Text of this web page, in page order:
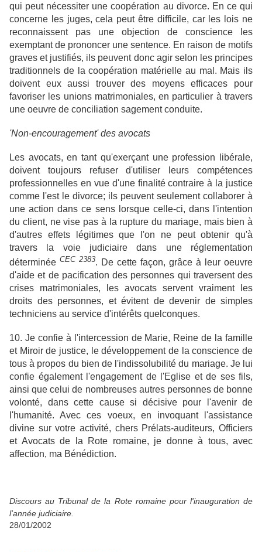
qui peut nécessiter une coopération au divorce. En ce qui
concerne les juges, cela peut être difficile, car les lois ne
reconnaissent pas une objection de conscience les
exemptant de prononcer une sentence. En raison de motifs
graves et justifiés, ils peuvent donc agir selon les principes
traditionnels de la coopération matérielle au mal. Mais ils
doivent eux aussi trouver des moyens efficaces pour
favoriser les unions matrimoniales, en particulier à travers
une oeuvre de conciliation sagement conduite.
'Non-encouragement' des avocats
Les avocats, en tant qu'exerçant une profession libérale,
doivent toujours refuser d'utiliser leurs compétences
professionnelles en vue d'une finalité contraire à la justice
comme l'est le divorce; ils peuvent seulement collaborer à
une action dans ce sens lorsque celle-ci, dans l'intention
du client, ne vise pas à la rupture du mariage, mais bien à
d'autres effets légitimes que l'on ne peut obtenir qu'à
travers la voie judiciaire dans une réglementation
déterminée CEC 2383. De cette façon, grâce à leur oeuvre
d'aide et de pacification des personnes qui traversent des
crises matrimoniales, les avocats servent vraiment les
droits des personnes, et évitent de devenir de simples
techniciens au service d'intérêts quelconques.
10. Je confie à l'intercession de Marie, Reine de la famille
et Miroir de justice, le développement de la conscience de
tous à propos du bien de l'indissolubilité du mariage. Je lui
confie également l'engagement de l'Eglise et de ses fils,
ainsi que celui de nombreuses autres personnes de bonne
volonté, dans cette cause si décisive pour l'avenir de
l'humanité. Avec ces voeux, en invoquant l'assistance
divine sur votre activité, chers Prélats-auditeurs, Officiers
et Avocats de la Rote romaine, je donne à tous, avec
affection, ma Bénédiction.
Discours au Tribunal de la Rote romaine pour l'inauguration de
l'année judiciaire.
28/01/2002